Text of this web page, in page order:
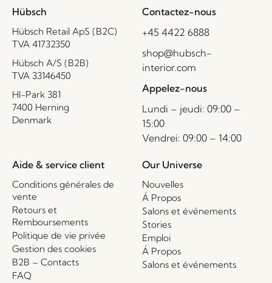
Hübsch
Hübsch Retail ApS (B2C)
TVA 41732350
Hübsch A/S (B2B)
TVA 33146450
HI-Park 381
7400 Herning
Denmark
Contactez-nous
+45 4422 6888
shop@hubsch-
interior.com
Appelez-nous
Lundi – jeudi: 09:00 –
15:00
Vendrei: 09:00 – 14:00
Aide & service client
Conditions générales de
vente
Retours et
Remboursements
Politique de vie privée
Gestion des cookies
B2B – Contacts
FAQ
Our Universe
Nouvelles
Á Propos
Salons et événements
Stories
Emploi
Á Propos
Salons et événements